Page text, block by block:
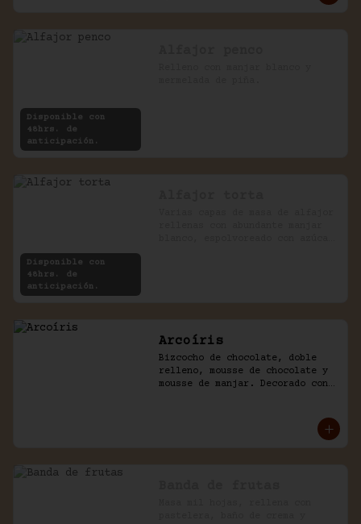
Disponible con
48hrs. de
anticipación.
Disponible con
48hrs. de
anticipación.
Arcoíris
Bizcocho de chocolate, doble
relleno, mousse de chocolate y
mousse de manjar. Decorado con